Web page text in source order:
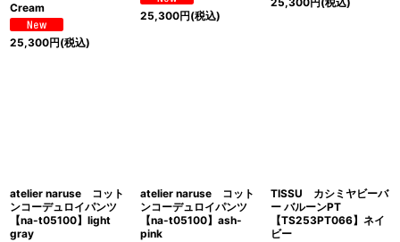
Cream
25,300円(税込)
25,300円(税込)
atelier naruse コット
ンコーデュロイパンツ
【na-t05100】light
gray
atelier naruse コット
ンコーデュロイパンツ
【na-t05100】ash-
pink
TISSU カシミヤビーバ
ー バルーンPT
【TS253PT066】ネイ
ビー